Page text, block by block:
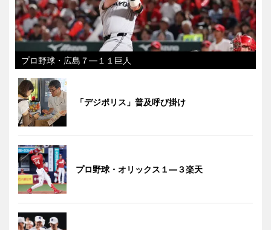
プロ野球・広島７―１１巨人
「デジポリス」普及呼び掛け
プロ野球・オリックス１―３楽天